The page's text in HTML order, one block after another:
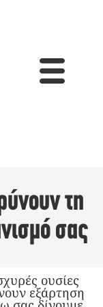
τη
σας
ουσίες
εξάρτηση